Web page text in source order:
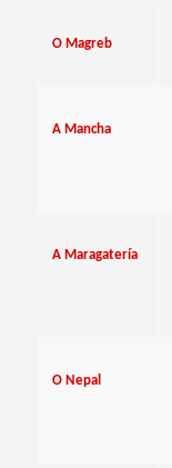
O Magreb
A Mancha
A Maragatería
O Nepal